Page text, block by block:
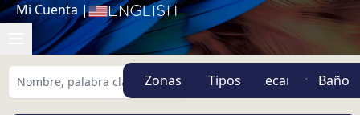
Mi Cuenta | English
Zonas Tipos